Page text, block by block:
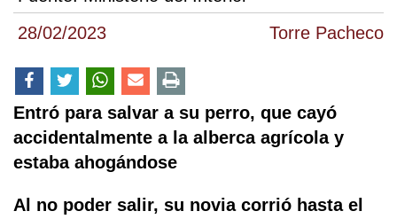
28/02/2023 Torre Pacheco
Entró para salvar a su perro, que cayó
accidentalmente a la alberca agrícola y
estaba ahogándose
Al no poder salir, su novia corrió hasta el